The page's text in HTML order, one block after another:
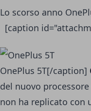
Lo scorso anno
[caption
OnePlus 5T[/caption]
del nuovo
non ha replicato con